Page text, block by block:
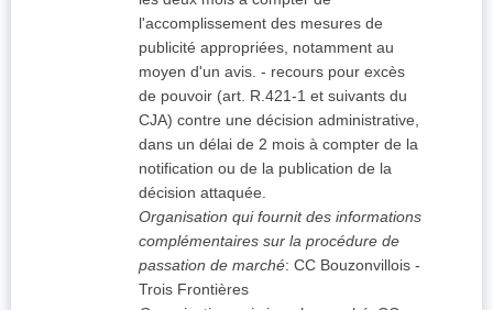
l'accomplissement des mesures de
publicité appropriées, notamment au
moyen d'un avis. - recours pour excès
de pouvoir (art. R.421-1 et suivants du
CJA) contre une décision administrative,
dans un délai de 2 mois à compter de la
notification ou de la publication de la
décision attaquée.
Organisation qui fournit des informations
complémentaires sur la procédure de
passation de marché: CC Bouzonvillois -
Trois Frontières